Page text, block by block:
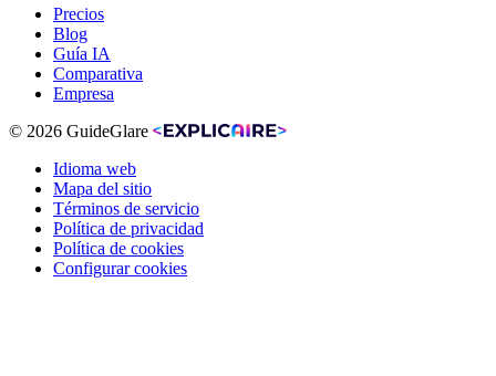
Precios
Blog
Guía IA
Comparativa
Empresa
© 2026 GuideGlare
Idioma web
Mapa del sitio
Términos de servicio
Política de privacidad
Política de cookies
Configurar cookies